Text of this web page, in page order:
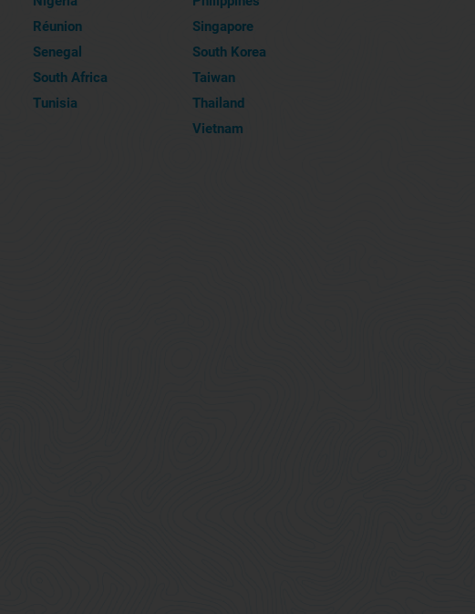
Réunion
Senegal
South Africa
Tunisia
Singapore
South Korea
Taiwan
Thailand
Vietnam